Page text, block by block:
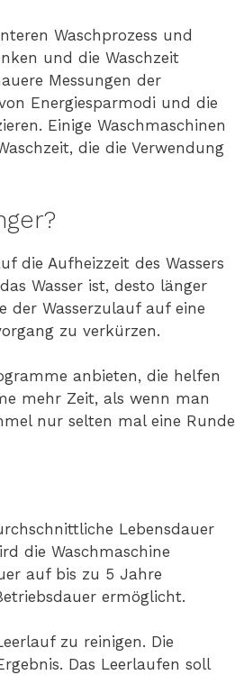
Waschprozess und
und die Waschzeit
Messungen der
Energiesparmodi und die
Einige Waschmaschinen
die die Verwendung
die Aufheizzeit des Wassers
Wasser ist, desto länger
der Wasserzulauf auf eine
zu verkürzen.
anbieten, die helfen
mehr Zeit, als wenn man
nur selten mal eine Runde
Lebensdauer
die Waschmaschine
auf bis zu 5 Jahre
ermöglicht.
zu reinigen. Die
Das Leerlaufen soll